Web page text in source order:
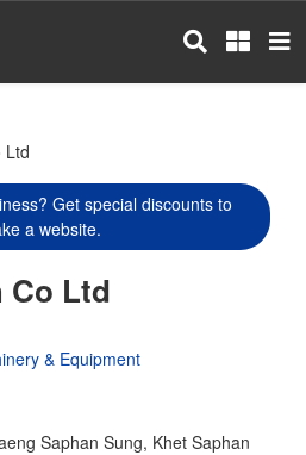
Ltd
Get special discounts to
a website.
Co Ltd
& Equipment
Saphan Sung, Khet Saphan